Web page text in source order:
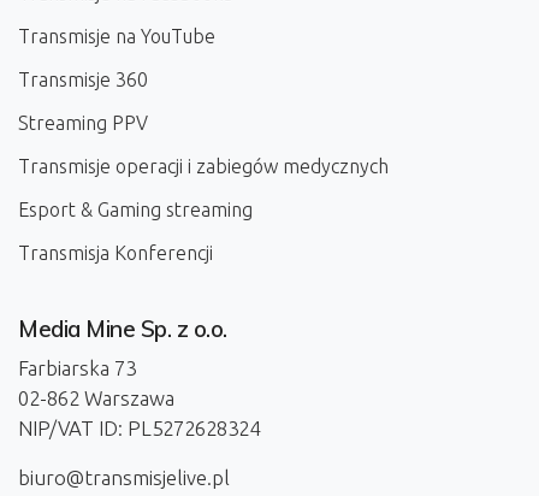
Transmisje na YouTube
Transmisje 360
Streaming PPV
Transmisje operacji i zabiegów medycznych
Esport & Gaming streaming
Transmisja Konferencji
Media Mine Sp. z o.o.
Farbiarska 73
02-862 Warszawa
NIP/VAT ID: PL5272628324
biuro@transmisjelive.pl